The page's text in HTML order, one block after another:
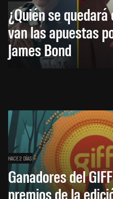
¿Quién se
van las apuestas
James Bond
HACE 2 DÍAS
Ganadores del
premios de la